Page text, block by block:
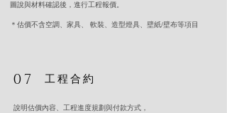
圖說與材料確認後，進行工程報價。
＊估價不含空調、家具、 軟裝、造型燈具、壁紙/壁布等項目
說明估價內容、工程進度規劃與付款方式，
07 工程合約